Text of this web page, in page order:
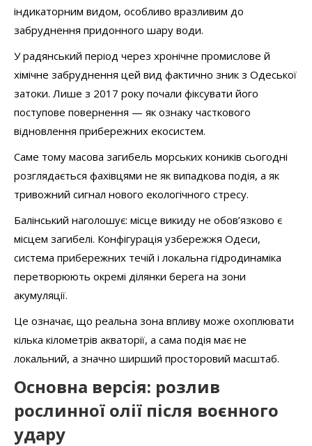
індикаторним видом, особливо вразливим до
забруднення придонного шару води.
У радянський період через хронічне промислове й
хімічне забруднення цей вид фактично зник з Одеської
затоки. Лише з 2017 року почали фіксувати його
поступове повернення — як ознаку часткового
відновлення прибережних екосистем.
Саме тому масова загибель морських коників сьогодні
розглядається фахівцями не як випадкова подія, а як
тривожний сигнал нового екологічного стресу.
Балінський наголошує: місце викиду не обов’язково є
місцем загибелі. Конфігурація узбережжя Одеси,
система прибережних течій і локальна гідродинаміка
перетворюють окремі ділянки берега на зони
акумуляції.
Це означає, що реальна зона впливу може охоплювати
кілька кілометрів акваторії, а сама подія має не
локальний, а значно ширший просторовий масштаб.
Основна версія: розлив
рослинної олії після воєнного
удару